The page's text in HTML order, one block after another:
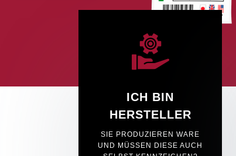
ICH BIN
HERSTELLER
SIE PRODUZIEREN WARE
UND MÜSSEN DIESE AUCH